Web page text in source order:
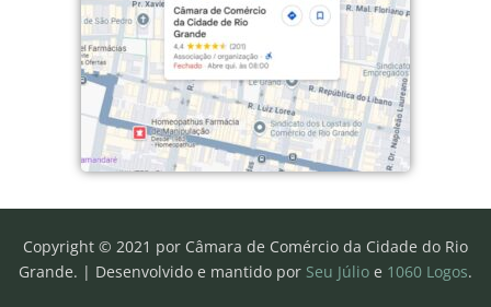
Copyright © 2021 por Câmara de Comércio da Cidade do Rio
Grande. | Desenvolvido e mantido por Seu Júlio e 1060 Logos.